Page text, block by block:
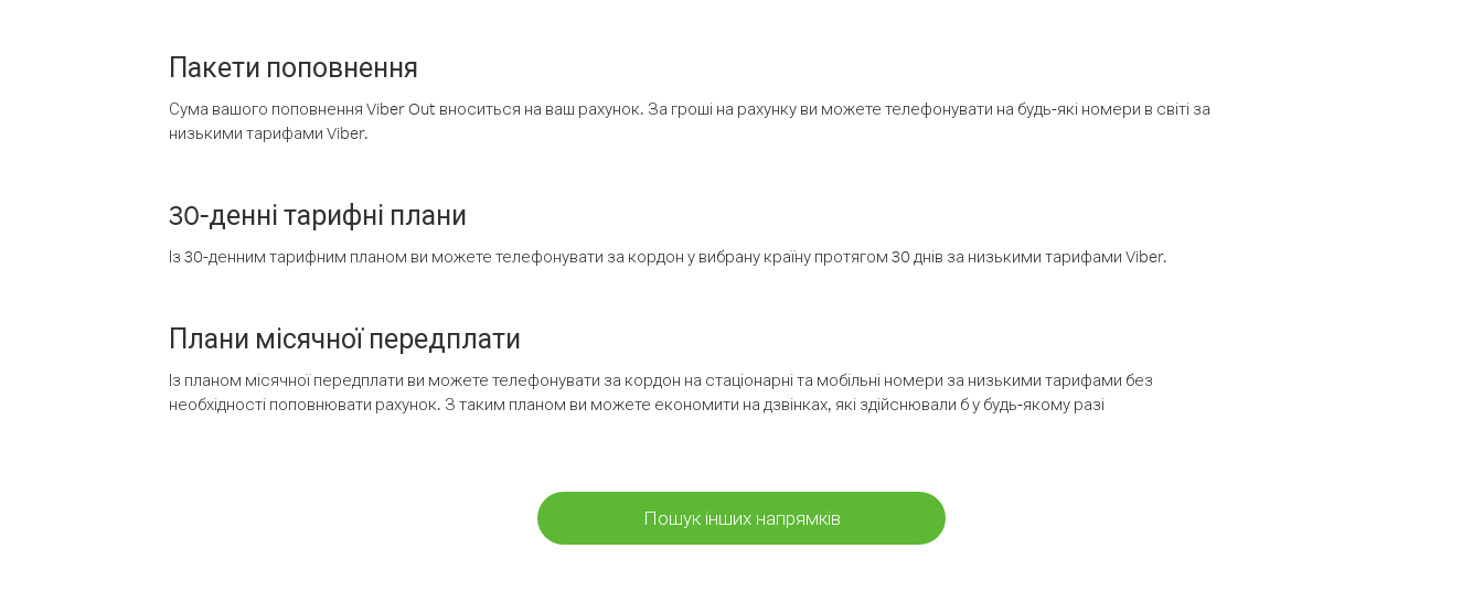
Пакети поповнення
Сума вашого поповнення Viber Out вноситься на ваш рахунок. За гроші на рахунку ви можете телефонувати на будь-які номери в світі за
низькими тарифами Viber.
30-денні тарифні плани
Із 30-денним тарифним планом ви можете телефонувати за кордон у вибрану країну протягом 30 днів за низькими тарифами Viber.
Плани місячної передплати
Із планом місячної передплати ви можете телефонувати за кордон на стаціонарні та мобільні номери за низькими тарифами без
необхідності поповнювати рахунок. З таким планом ви можете економити на дзвінках, які здійснювали б у будь-якому разі
Пошук інших напрямків